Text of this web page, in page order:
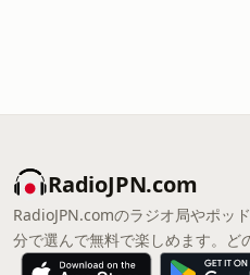
RadioJPN.com
RadioJPN.comのラジオ局やポッ
分で選んで無料で楽しめます。ど